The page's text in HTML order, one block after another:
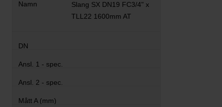
Slang SX DN19 FC3/4" x
TLL22 1600mm AT